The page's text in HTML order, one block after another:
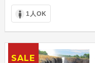
1人OK
SALE